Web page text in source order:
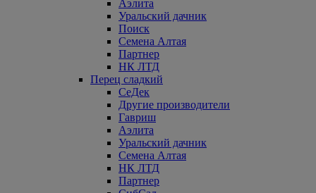
Аэлита
Уральский дачник
Поиск
Семена Алтая
Партнер
НК ЛТД
Перец сладкий
СеДек
Другие производители
Гавриш
Аэлита
Уральский дачник
Семена Алтая
НК ЛТД
Партнер